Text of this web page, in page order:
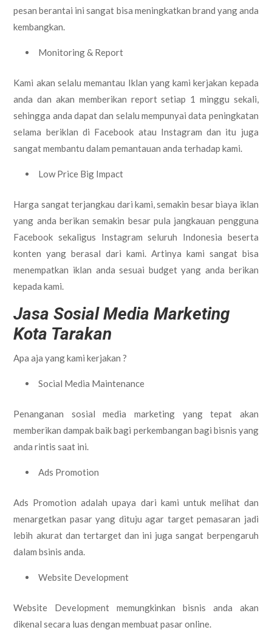
pesan berantai ini sangat bisa meningkatkan brand yang anda
kembangkan.
Monitoring & Report
Kami akan selalu memantau Iklan yang kami kerjakan kepada
anda dan akan memberikan report setiap 1 minggu sekali,
sehingga anda dapat dan selalu mempunyai data peningkatan
selama beriklan di Facebook atau Instagram dan itu juga
sangat membantu dalam pemantauan anda terhadap kami.
Low Price Big Impact
Harga sangat terjangkau dari kami, semakin besar biaya iklan
yang anda berikan semakin besar pula jangkauan pengguna
Facebook sekaligus Instagram seluruh Indonesia beserta
konten yang berasal dari kami. Artinya kami sangat bisa
menempatkan iklan anda sesuai budget yang anda berikan
kepada kami.
Jasa Sosial Media Marketing
Kota Tarakan
Apa aja yang kami kerjakan ?
Social Media Maintenance
Penanganan sosial media marketing yang tepat akan
memberikan dampak baik bagi perkembangan bagi bisnis yang
anda rintis saat ini.
Ads Promotion
Ads Promotion adalah upaya dari kami untuk melihat dan
menargetkan pasar yang dituju agar target pemasaran jadi
lebih akurat dan tertarget dan ini juga sangat berpengaruh
dalam bsinis anda.
Website Development
Website Development memungkinkan bisnis anda akan
dikenal secara luas dengan membuat pasar online.